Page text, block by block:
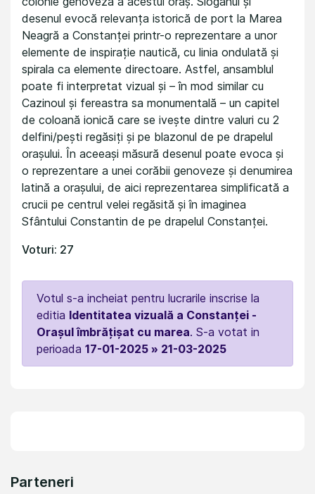
desenul evocă relevanța istorică de port la Marea
Neagră a Constanței printr-o reprezentare a unor
elemente de inspirație nautică, cu linia ondulată și
spirala ca elemente directoare. Astfel, ansamblul
poate fi interpretat vizual și – în mod similar cu
Cazinoul și fereastra sa monumentală – un capitel
de coloană ionică care se ivește dintre valuri cu 2
delfini/pești regăsiți și pe blazonul de pe drapelul
orașului. În aceeași măsură desenul poate evoca și
o reprezentare a unei corăbii genoveze și denumirea
latină a orașului, de aici reprezentarea simplificată a
crucii pe centrul velei regăsită și în imaginea
Sfântului Constantin de pe drapelul Constanței.
Voturi: 27
Votul s-a incheiat pentru lucrarile inscrise la
editia Identitatea vizuală a Constanței -
Orașul îmbrățișat cu marea. S-a votat in
perioada 17-01-2025 » 21-03-2025
Parteneri